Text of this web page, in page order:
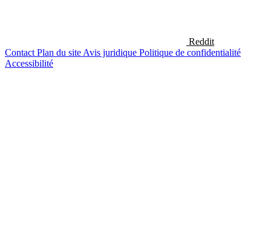
Reddit
Contact Plan du site Avis juridique Politique de confidentialité
Accessibilité